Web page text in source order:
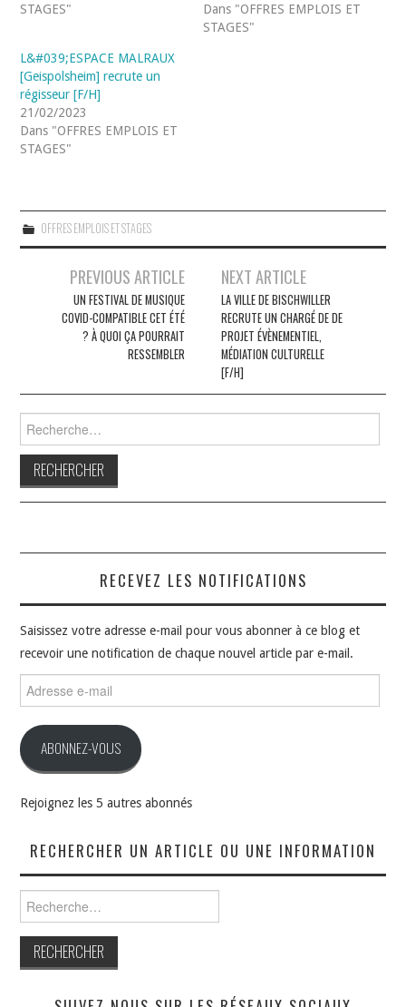
STAGES"
Dans "OFFRES EMPLOIS ET
STAGES"
L&#039;ESPACE MALRAUX
[Geispolsheim] recrute un
régisseur [F/H]
21/02/2023
Dans "OFFRES EMPLOIS ET
STAGES"
OFFRES EMPLOIS ET STAGES
Navigation
articles
PREVIOUS ARTICLE
UN FESTIVAL DE MUSIQUE
COVID-COMPATIBLE CET ÉTÉ
? À QUOI ÇA POURRAIT
RESSEMBLER
NEXT ARTICLE
LA VILLE DE BISCHWILLER
RECRUTE UN CHARGÉ DE DE
PROJET ÉVÈNEMENTIEL,
MÉDIATION CULTURELLE
[F/H]
RECEVEZ LES NOTIFICATIONS
Saisissez votre adresse e-mail pour vous abonner à ce blog et
recevoir une notification de chaque nouvel article par e-mail.
e-
ABONNEZ-VOUS
Rejoignez les 5 autres abonnés
RECHERCHER UN ARTICLE OU UNE INFORMATION